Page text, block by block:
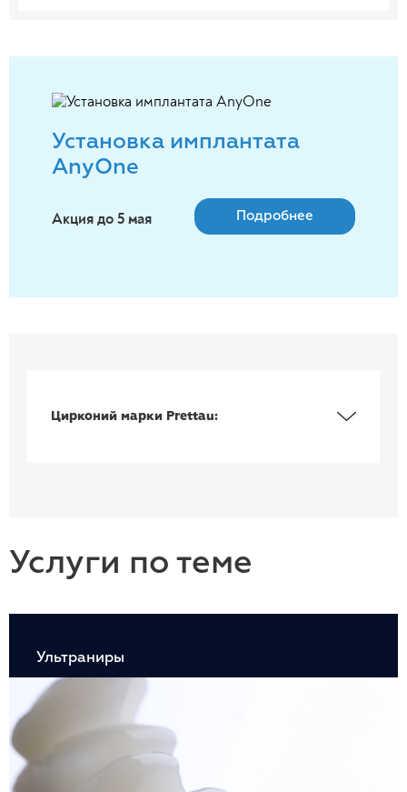
Установка имплантата
AnyOne
Акция до 5 мая Подробнее
Цирконий марки Prettau:
Услуги по теме
Ультраниры